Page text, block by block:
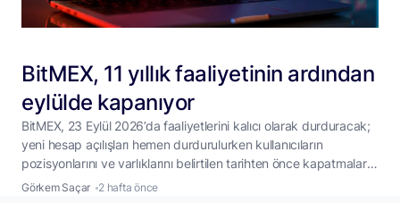
BitMEX, 11 yıllık faaliyetinin ardından
eylülde kapanıyor
BitMEX, 23 Eylül 2026’da faaliyetlerini kalıcı olarak durduracak;
yeni hesap açılışları hemen durdurulurken kullanıcıların
pozisyonlarını ve varlıklarını belirtilen tarihten önce kapatmaları
istendi. BitMEX, 11 yıllık faaliyetinin ardından kripto para
Görkem Saçar 2 hafta önce